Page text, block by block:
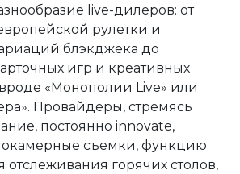
live-дилеров: от
рулетки и
блэкджека до
игр и креативных
«Монополии Live» или
Провайдеры, стремясь
постоянно innovate,
съемки, функцию
отслеживания горячих столов,